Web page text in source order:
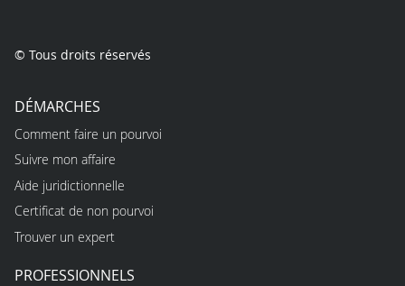
© Tous droits réservés
DÉMARCHES
Comment faire un pourvoi
Suivre mon affaire
Aide juridictionnelle
Certificat de non pourvoi
Trouver un expert
PROFESSIONNELS